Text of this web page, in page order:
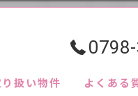
り扱い物件 よくある